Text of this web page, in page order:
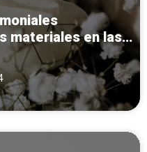
materiales en las